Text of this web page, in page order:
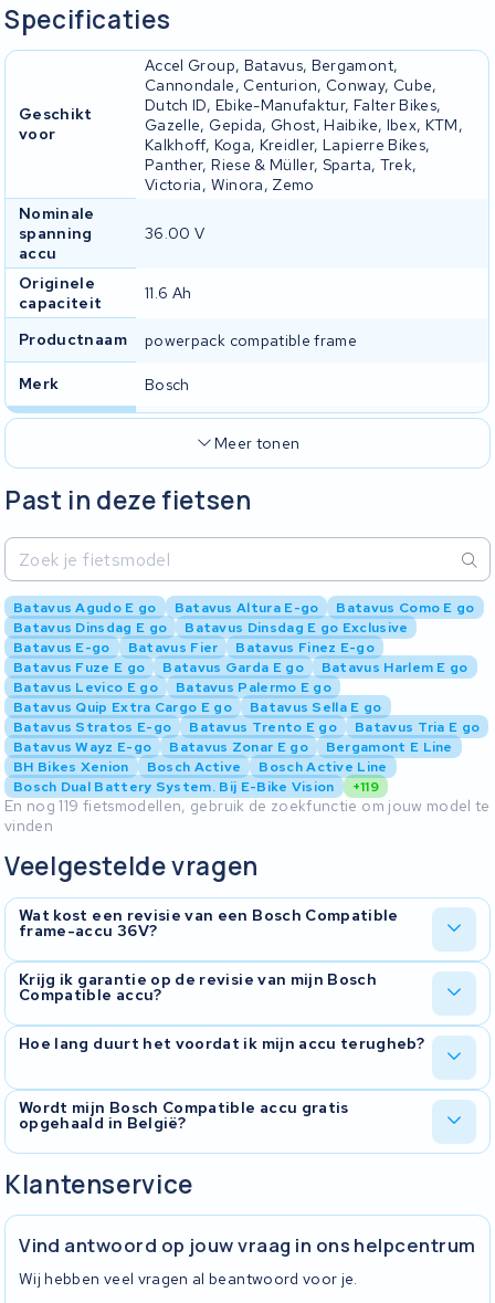
Specificaties
Geschikt
voor
Accel Group, Batavus, Bergamont,
Cannondale, Centurion, Conway, Cube,
Dutch ID, Ebike-Manufaktur, Falter Bikes,
Gazelle, Gepida, Ghost, Haibike, Ibex, KTM,
Kalkhoff, Koga, Kreidler, Lapierre Bikes,
Panther, Riese & Müller, Sparta, Trek,
Victoria, Winora, Zemo
Nominale
spanning
accu
36.00 V
Originele
capaciteit
11.6 Ah
Productnaam powerpack compatible frame
Merk Bosch
Meer tonen
Past in deze fietsen
Batavus Agudo E go Batavus Altura E-go
Batavus Como E go
Batavus Dinsdag E go
Batavus Dinsdag E go Exclusive
Batavus E-go
Batavus Fier
Batavus Finez E-go
Batavus Fuze E go
Batavus Garda E go
Batavus Harlem E go
Batavus Levico E go
Batavus Palermo E go
Batavus Quip Extra Cargo E go
Batavus Sella E go
Batavus Stratos E-go
Batavus Trento E go
Batavus Tria E go
Batavus Wayz E-go
Batavus Zonar E go
Bergamont E Line
BH Bikes Xenion
Bosch Active
Bosch Active Line
Bosch Dual Battery System. Bij E-Bike Vision
+119
En nog 119 fietsmodellen, gebruik de zoekfunctie om jouw model te
vinden
Veelgestelde vragen
Wat kost een revisie van een Bosch Compatible
frame-accu 36V?
De prijs hangt af van het aantal cellen dat vervangen moet
worden. Na ontvangst van je accu stellen we een diagnose op en
krijg je een prijsopgave voordat we beginnen. Revisie is doorgaans
flink voordeliger dan een volledig nieuwe accu kopen.
Krijg ik garantie op de revisie van mijn Bosch
Compatible accu?
Ja, je krijgt 2 jaar garantie op elke revisie die KWS Seuren uitvoert.
Die garantie geldt op de vervangen cellen en het uitgevoerde
werk. Bij elke revisie ontvang je ook een testrapport met de
meetresultaten.
Hoe lang duurt het voordat ik mijn accu terugheb?
De exacte doorlooptijd hangt af van de drukte in onze werkplaats
en de beschikbaarheid van onderdelen. Zodra je accu bij ons
binnenkomt, kun je de voortgang live volgen via onze online
Wordt mijn Bosch Compatible accu gratis
opgehaald in België?
klanten in België. Je hoeft je accu alleen goed te verpakken. Wij
Klantenservice
Vind antwoord op jouw vraag in ons helpcentrum
Wij hebben veel vragen al beantwoord voor je.